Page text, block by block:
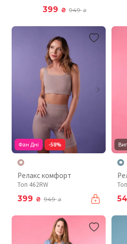
399 ₴ 949₴
Фан Дні -58%
Релакс комфорт
Топ 462RW
399 ₴ 949₴